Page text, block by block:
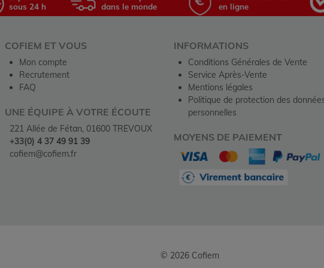
sous 24 h
dans le monde
en ligne
COFIEM ET VOUS
Mon compte
Recrutement
FAQ
UNE ÉQUIPE À VOTRE ÉCOUTE
221 Allée de Fétan, 01600 TREVOUX
+33(0) 4 37 49 91 39
cofiem@cofiem.fr
INFORMATIONS
Conditions Générales de Vente
Service Après-Vente
Mentions légales
Politique de protection des
personnelles
MOYENS DE PAIEMENT
© 2026 Cofiem